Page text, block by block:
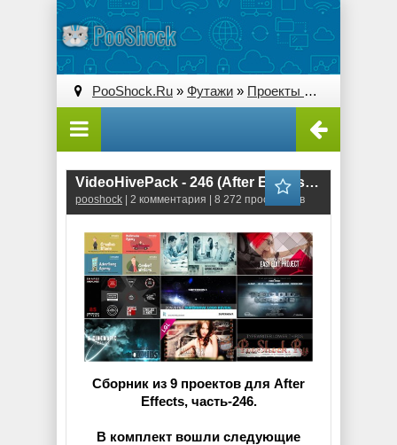
PooShock.Ru » Футажи » Проекты After Effects
VideoHivePack - 246 (After Effects Projects Pack)
pooshock | 2 комментария | 8 272 просмотров
Сборник из 9 проектов для After
Effects, часть-246.
В комплект вошли следующие